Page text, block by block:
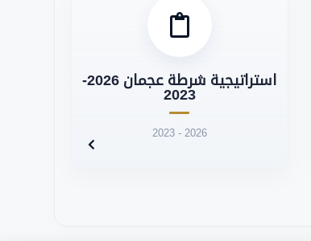
استراتيجية شرطة عجمان 2026-
2023
2023 - 2026